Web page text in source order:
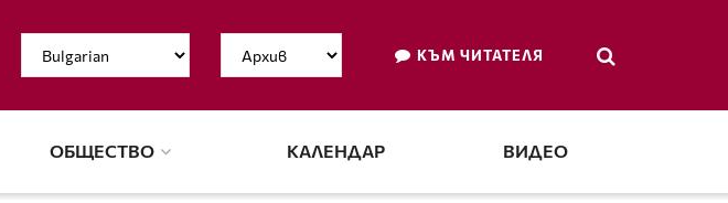
КЪМ ЧИТАТЕЛЯ
ОБЩЕСТВО КАЛЕНДАР ВИДЕО